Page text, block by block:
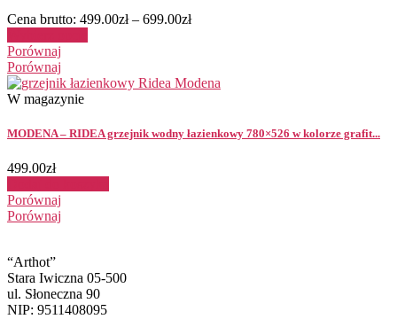
Cena brutto: 499.00zł– 699.00zł
Porównaj
Porównaj
W magazynie
MODENA – RIDEA grzejnik wodny łazienkowy 780×526 w kolorze grafit...
499.00zł
Porównaj
Porównaj
“Arthot”
Stara Iwiczna 05-500
ul. Słoneczna 90
NIP: 9511408095